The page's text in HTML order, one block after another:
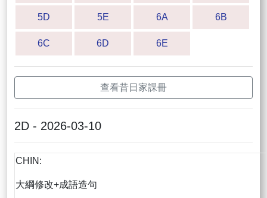
5D 5E 6A 6B
6C 6D 6E
查看昔日家課冊
2D - 2026-03-10
CHIN:
大綱修改+成語造句